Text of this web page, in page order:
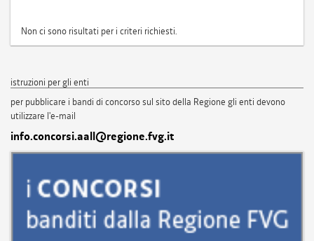
Non ci sono risultati per i criteri richiesti.
istruzioni per gli enti
per pubblicare i bandi di concorso sul sito della Regione gli enti devono
utilizzare l'e-mail
info.concorsi.aall@regione.fvg.it